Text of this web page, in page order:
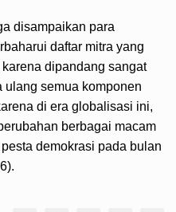
disampaikan para
daftar mitra yang
dipandang sangat
ulang semua komponen
di era globalisasi ini,
berbagai macam
demokrasi pada bulan